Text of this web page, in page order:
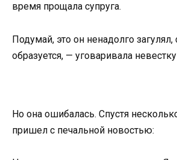
время прощала супруга.
Подумай, это он ненадолго загулял,
образуется, — уговаривала
Но она ошибалась. Спустя
пришел с печальной новостью: